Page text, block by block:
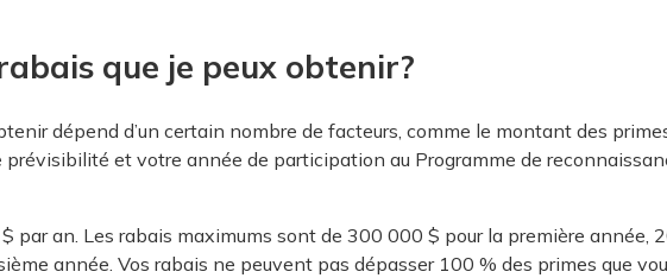
que je peux obtenir?
dépend d’un certain nombre de facteurs, comme le montant des
prévisibilité et votre année de participation au Programme de
par an. Les rabais maximums sont de 300 000 $ pour la première année,
année. Vos rabais ne peuvent pas dépasser 100 % des primes que